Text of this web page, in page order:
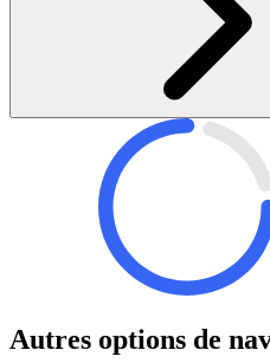
Autres options de